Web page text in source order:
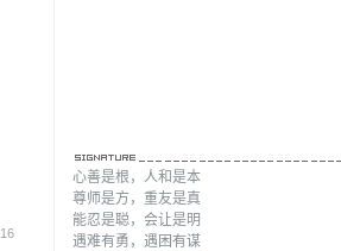
心善是根，人和是本
尊师是方，重友是真
能忍是聪，会让是明
遇难有勇，遇困有谋